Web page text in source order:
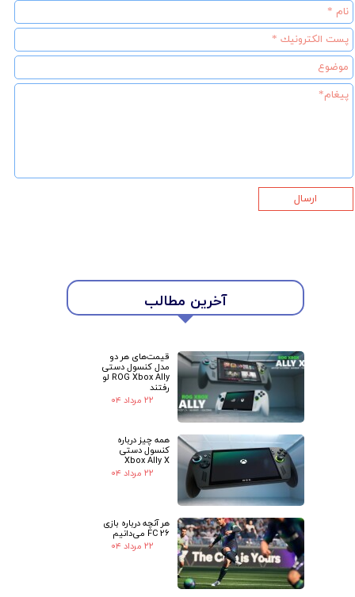
آخرین مطالب
قیمت‌های هر دو
مدل کنسول دستی
ROG Xbox Ally لو
رفتند
۲۲ مرداد ۰۴
همه چیز درباره
کنسول دستی
Xbox Ally X
۲۲ مرداد ۰۴
هر آنچه درباره بازی
FC 26 می‌دانیم
۲۲ مرداد ۰۴
ارسال